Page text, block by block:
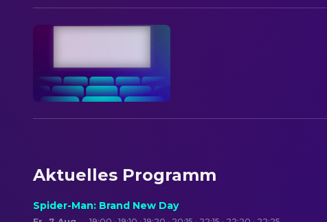
Aktuelles Programm
Spider-Man: Brand New Day